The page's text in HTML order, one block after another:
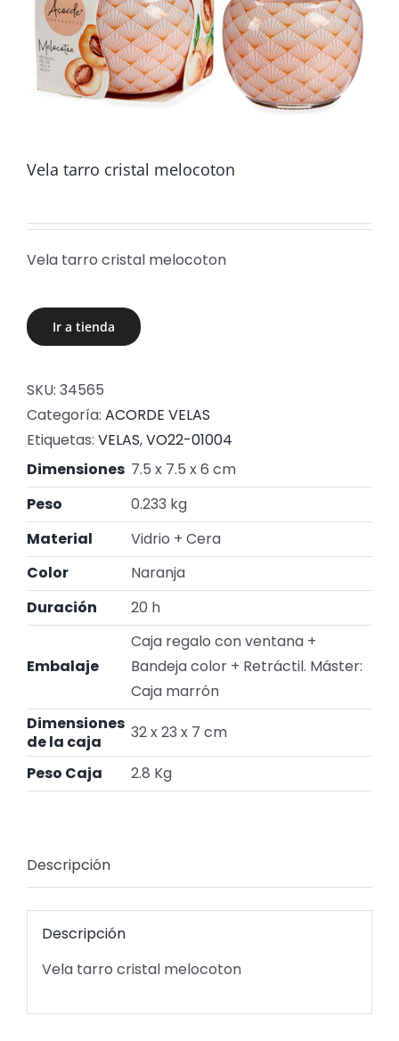
Vela tarro cristal melocoton
Vela tarro cristal melocoton
Ir a tienda
SKU: 34565
Categoría: ACORDE VELAS
Etiquetas: VELAS,VO22-01004
Dimensiones 7.5 x 7.5 x 6 cm
Peso
0.233 kg
Material
Vidrio + Cera
Color
Naranja
Duración
20 h
Embalaje
Caja regalo con ventana +
Bandeja color + Retráctil. Máster:
Caja marrón
Dimensiones
de la caja
32 x 23 x 7 cm
Peso Caja
2.8 Kg
Descripción
Descripción
Vela tarro cristal melocoton